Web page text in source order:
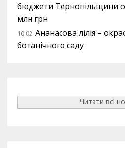
бюджети Тернопільщини
млн грн
10:02 Ананасова лілія –
ботанічного саду
Читати всі